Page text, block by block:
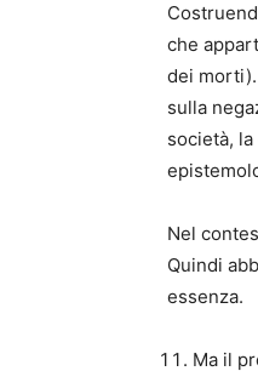
che
dei
sulla
società,
Nel
Quindi
essenza.
Ma il